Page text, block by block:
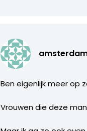
Ben eigenlijk meer op
Vrouwen die deze